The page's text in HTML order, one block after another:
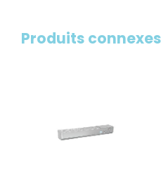
Produits connexes